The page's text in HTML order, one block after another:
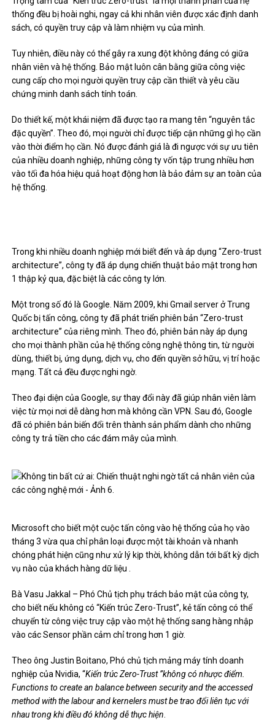
thống đều bị hoài nghi, ngay cả khi nhân viên được xác định danh
sách, có quyền truy cập và làm nhiệm vụ của mình.
Tuy nhiên, điều này có thể gây ra xung đột không đáng có giữa
nhân viên và hệ thống. Bảo mật luôn cân bằng giữa công việc
cung cấp cho mọi người quyền truy cập cần thiết và yêu cầu
chứng minh danh sách tính toán.
Do thiết kế, một khái niệm đã được tạo ra mang tên “nguyên tắc
đặc quyền”. Theo đó, mọi người chỉ được tiếp cận những gì họ cần
vào thời điểm họ cần. Nó được đánh giá là đi ngược với sự ưu tiên
của nhiều doanh nghiệp, những công ty vốn tập trung nhiều hơn
vào tối đa hóa hiệu quả hoạt động hơn là bảo đảm sự an toàn của
hệ thống.
Trong khi nhiều doanh nghiệp mới biết đến và áp dụng “Zero-trust
architecture”, công ty đã áp dụng chiến thuật bảo mật trong hơn
1 thập kỷ qua, đặc biệt là các công ty lớn.
Một trong số đó là Google. Năm 2009, khi Gmail server ở Trung
Quốc bị tấn công, công ty đã phát triển phiên bản “Zero-trust
architecture” của riêng mình. Theo đó, phiên bản này áp dụng
cho mọi thành phần của hệ thống công nghệ thông tin, từ người
dùng, thiết bị, ứng dụng, dịch vụ, cho đến quyền sở hữu, vị trí hoặc
mạng. Tất cả đều được nghi ngờ.
Theo đại diện của Google, sự thay đổi này đã giúp nhân viên làm
việc từ mọi nơi dễ dàng hơn mà không cần VPN. Sau đó, Google
đã có phiên bản biến đổi trên thành sản phẩm dành cho những
công ty trả tiền cho các đám mây của mình.
Microsoft cho biết một cuộc tấn công vào hệ thống của họ vào
tháng 3 vừa qua chỉ phân loại được một tài khoản và nhanh
chóng phát hiện cũng như xử lý kịp thời, không dẫn tới bất kỳ dịch
vụ nào của khách hàng dữ liệu .
Bà Vasu Jakkal – Phó Chủ tịch phụ trách bảo mật của công ty,
cho biết nếu không có “Kiến trúc Zero-Trust”, kẻ tấn công có thể
chuyển từ công việc truy cập vào một hệ thống sang hàng nhập
vào các Sensor phần cảm chỉ trong hơn 1 giờ.
Theo ông Justin Boitano, Phó chủ tịch mảng máy tính doanh
nghiệp của Nvidia, “Kiến trúc Zero-Trust ”không có nhược điểm.
Functions to create an balance between security and the accessed
method with the labour and kernelers must be trao đổi liên tục với
nhau trong khi điều đó không dễ thực hiện